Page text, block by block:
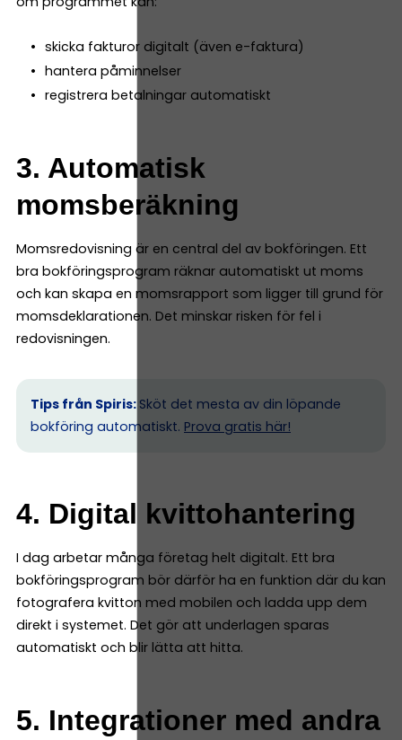
skicka fakturor digitalt (även e-faktura)
hantera påminnelser
registrera betalningar automatiskt
3. Automatisk
momsberäkning
Momsredovisning är en central del av bokföringen. Ett
bra bokföringsprogram räknar automatiskt ut moms
och kan skapa en momsrapport som ligger till grund för
momsdeklarationen. Det minskar risken för fel i
redovisningen.
Tips från Spiris: Sköt det mesta av din löpande
bokföring automatiskt. Prova gratis här!
4. Digital kvittohantering
I dag arbetar många företag helt digitalt. Ett bra
bokföringsprogram bör därför ha en funktion där du kan
fotografera kvitton med mobilen och ladda upp dem
direkt i systemet. Det gör att underlagen sparas
automatiskt och blir lätta att hitta.
5. Integrationer med andra